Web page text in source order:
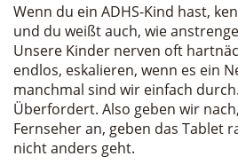
Wenn du ein ADHS-Kind hast,
und du weißt auch, wie
Unsere Kinder nerven oft
endlos, eskalieren, wenn es ein
manchmal sind wir einfach
Überfordert. Also geben wir
Fernseher an, geben das Tablet
nicht anders geht.